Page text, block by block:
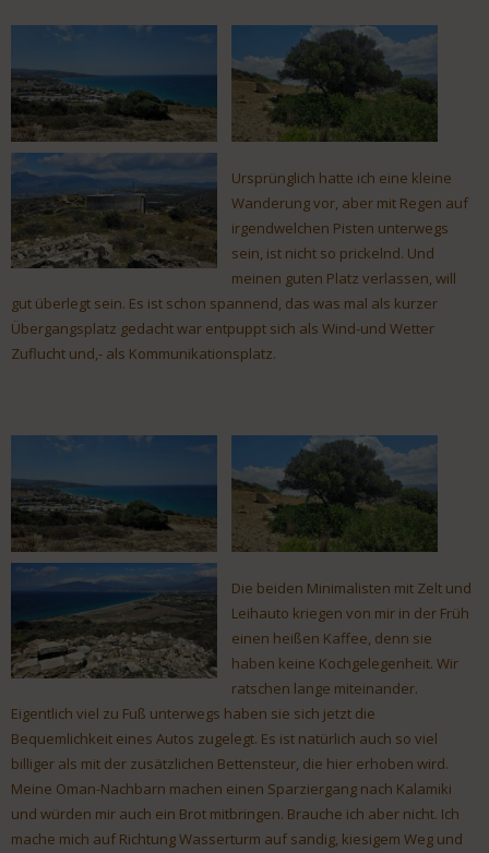
Ursprünglich hatte ich eine kleine
Wanderung vor, aber mit Regen auf
irgendwelchen Pisten unterwegs
sein, ist nicht so prickelnd. Und
meinen guten Platz verlassen, will
gut überlegt sein. Es ist schon spannend, das was mal als kurzer
Übergangsplatz gedacht war entpuppt sich als Wind-und Wetter
Zuflucht und,- als Kommunikationsplatz.
Die beiden Minimalisten mit Zelt und
Leihauto kriegen von mir in der Früh
einen heißen Kaffee, denn sie
haben keine Kochgelegenheit. Wir
ratschen lange miteinander.
Eigentlich viel zu Fuß unterwegs haben sie sich jetzt die
Bequemlichkeit eines Autos zugelegt. Es ist natürlich auch so viel
billiger als mit der zusätzlichen Bettensteur, die hier erhoben wird.
Meine Oman-Nachbarn machen einen Sparziergang nach Kalamiki
und würden mir auch ein Brot mitbringen. Brauche ich aber nicht. Ich
mache mich auf Richtung Wasserturm auf sandig, kiesigem Weg und